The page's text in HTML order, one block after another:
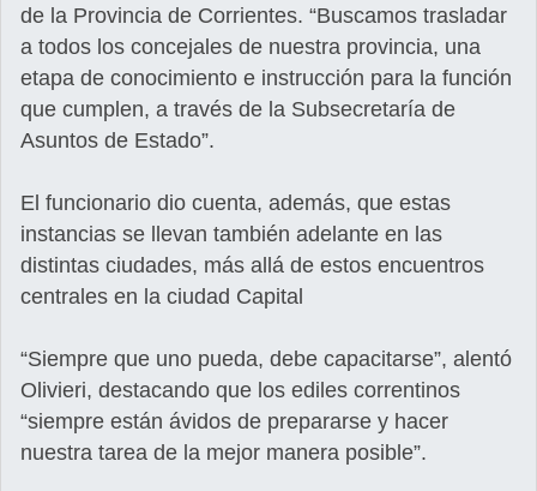
de la Provincia de Corrientes. “Buscamos trasladar
a todos los concejales de nuestra provincia, una
etapa de conocimiento e instrucción para la función
que cumplen, a través de la Subsecretaría de
Asuntos de Estado”.
El funcionario dio cuenta, además, que estas
instancias se llevan también adelante en las
distintas ciudades, más allá de estos encuentros
centrales en la ciudad Capital
“Siempre que uno pueda, debe capacitarse”, alentó
Olivieri, destacando que los ediles correntinos
“siempre están ávidos de prepararse y hacer
nuestra tarea de la mejor manera posible”.